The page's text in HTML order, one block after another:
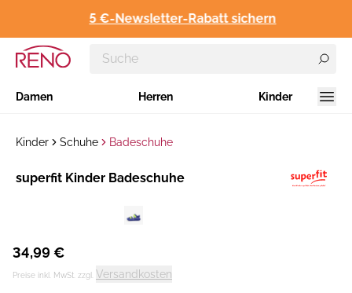
5 €-Newsletter-Rabatt sichern
Damen Herren Kinder
Kinder Schuhe Badeschuhe
Hersteller
superfit Kinder Badeschuhe
34,99 €
Preise inkl. MwSt. zzgl. Versandkosten